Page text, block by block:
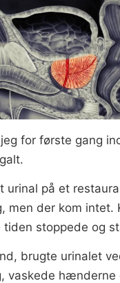
for første gang
urinal på et
men der kom intet.
tiden stoppede og
brugte urinalet
vaskede hænderne